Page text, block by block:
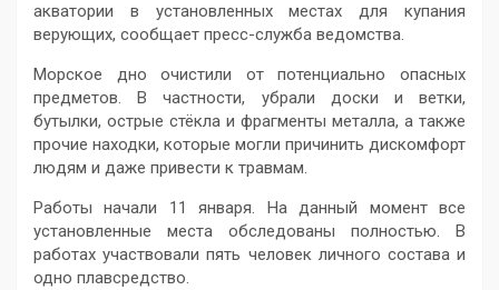
акватории в установленных местах для купания
верующих, сообщает пресс-служба ведомства.
Морское дно очистили от потенциально опасных
предметов. В частности, убрали доски и ветки,
бутылки, острые стёкла и фрагменты металла, а также
прочие находки, которые могли причинить дискомфорт
людям и даже привести к травмам.
Работы начали 11 января. На данный момент все
установленные места обследованы полностью. В
работах участвовали пять человек личного состава и
одно плавсредство.